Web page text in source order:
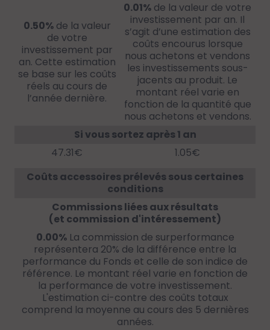
0.50%de la valeur
de votre
investissement par
an. Cette estimation
se base sur les coûts
réels au cours de
l’année dernière.
0.01% de la valeur de votre
investissement par an. Il
s’agit d’une estimation des
coûts encourus lorsque
nous achetons et vendons
les investissements sous-
jacents au produit. Le
montant réel varie en
fonction de la quantité que
nous achetons et vendons.
Si vous sortez après 1 an
47.31€
1.05€
Coûts accessoires prélevés sous certaines
conditions
Commissions liées aux résultats
(et commission d'intéressement)
0.00%La commission de surperformance
représentera 20% de la différence entre la
performance du Fonds et celle de son indice de
référence. Le montant réel varie en fonction de
la performance de votre investissement.
L'estimation ci-contre des coûts totaux
comprend la moyenne au cours des 5 dernières
années.